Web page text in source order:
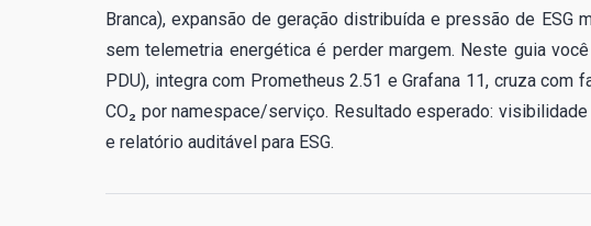
Branca), expansão de geração distribuída e pressão de ESG
sem telemetria energética é perder margem. Neste guia
PDU), integra com Prometheus 2.51 e Grafana 11, cruza
CO₂ por namespace/serviço. Resultado esperado:
e relatório auditável para ESG.